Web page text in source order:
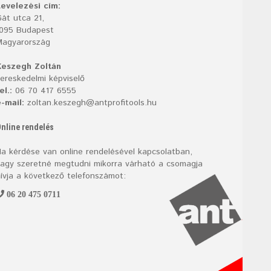
cím:
utca 21,
Budapest
Zoltán
képviselő
06 70 417 6555
mail: zoltan.keszegh@antprofitools.hu
rendelés
kérdése van online rendelésével kapcsolatban,
szeretné megtudni mikorra várható a csomagja
a következő telefonszámot:
06 20 475 0711